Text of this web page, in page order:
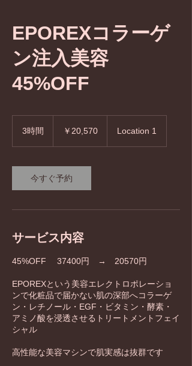
EPOREXコラーゲ
ン注入美容
45%OFF
3時間 ￥20,570 Location 1
今すぐ予約
サービス内容
45%OFF 37400円 → 20570円
EPOREXという美容エレクトロポレーショ
ンで化粧品で届かない肌の深部へコラーゲ
ン・レチノール・EGF・ビタミン・酵素・
アミノ酸を浸透させるトリートメントフェイ
シャル
高性能な美容マシンで肌実感は抜群です